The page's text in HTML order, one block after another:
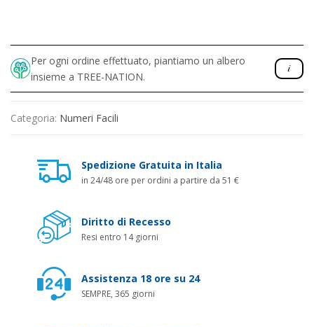
Per ogni ordine effettuato, piantiamo un albero
insieme a TREE-NATION.
Categoria: Numeri Facili
Spedizione Gratuita in Italia
in 24/48 ore per ordini a partire da 51 €
Diritto di Recesso
Resi entro 14 giorni
Assistenza 18 ore su 24
SEMPRE, 365 giorni